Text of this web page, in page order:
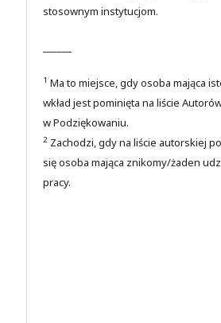
stosownym instytucjom.
1 Ma to miejsce, gdy osoba mająca
wkład jest pominięta na liście
w Podziękowaniu.
2 Zachodzi, gdy na liście autorskiej
się osoba mająca znikomy/żaden
pracy.